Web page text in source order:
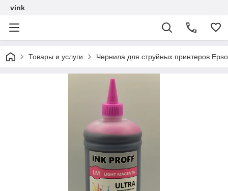
vink
Товары и услуги Чернила для струйных принтеров